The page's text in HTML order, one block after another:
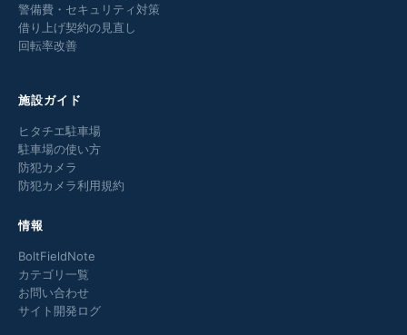
警備費・セキュリティ対策
借り上げ契約の見直し
回転率改善
施設ガイド
ヒタチエ駐車場
駐車場の使い方
防犯カメラ
防犯カメラ利用規約
情報
BoltFieldNote
カテゴリ一覧
お問い合わせ
サイト開発ログ